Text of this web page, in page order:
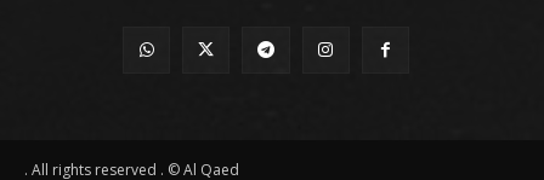
All rights reserved . © Al Qaed .